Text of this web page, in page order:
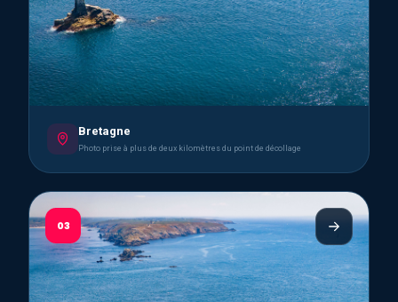
Bretagne
Photo prise à plus de deux kilomètres du point de décollage
03